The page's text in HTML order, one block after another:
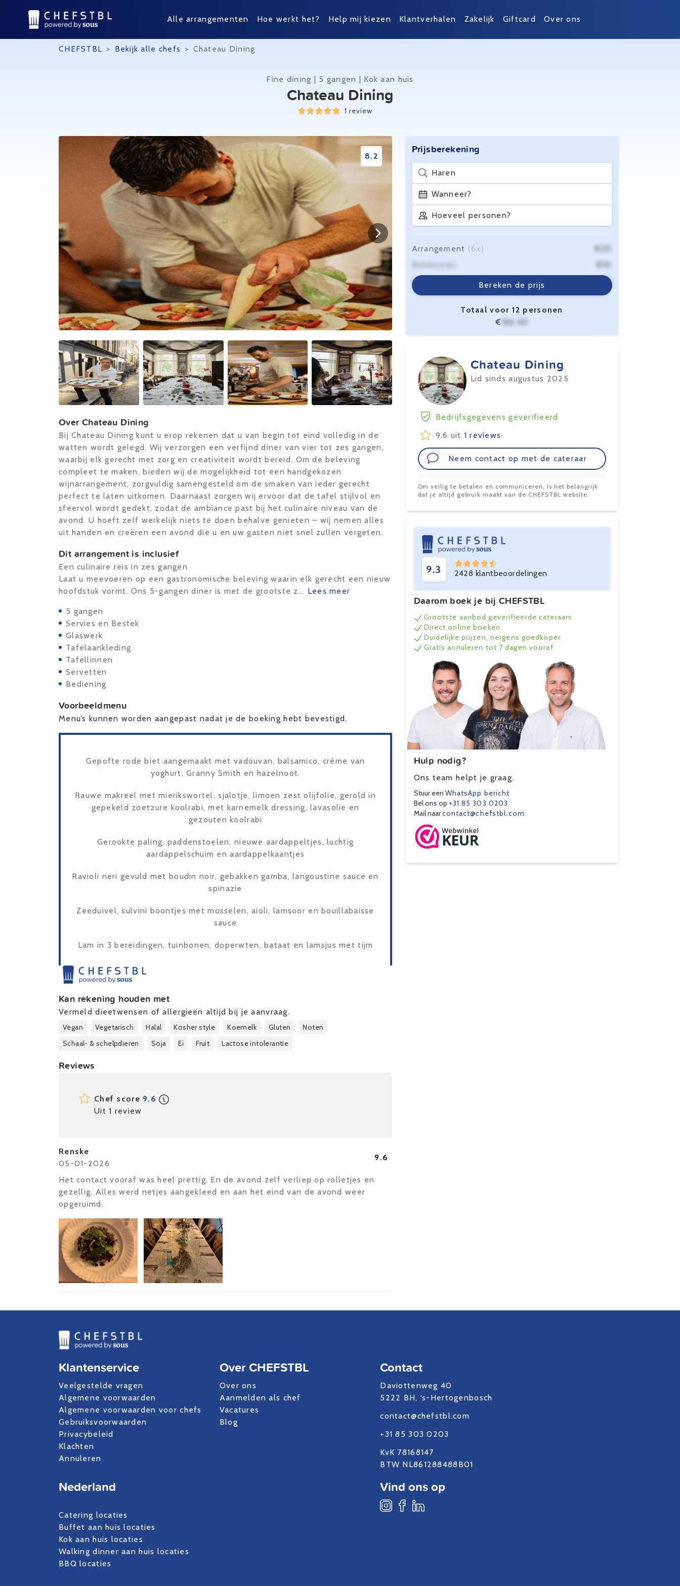
Alle arrangementen Hoe werkt het? Help mij kiezen Klantverhalen Zakelijk Giftcard Over ons
CHEFSTBL > Bekijk alle chefs > Chateau Dining
Fine dining | 5 gangen | Kok aan huis
Chateau Dining
1 review
8.2
Over Chateau Dining
Bij Chateau Dining kunt u erop rekenen dat u van begin tot eind volledig in de
watten wordt gelegd. Wij verzorgen een verfijnd diner van vier tot zes gangen,
waarbij elk gerecht met zorg en creativiteit wordt bereid. Om de beleving
compleet te maken, bieden wij de mogelijkheid tot een handgekozen
wijnarrangement, zorgvuldig samengesteld om de smaken van ieder gerecht
perfect te laten uitkomen. Daarnaast zorgen wij ervoor dat de tafel stijlvol en
sfeervol wordt gedekt, zodat de ambiance past bij het culinaire niveau van de
avond. U hoeft zelf werkelijk niets te doen behalve genieten – wij nemen alles
uit handen en creëren een avond die u en uw gasten niet snel zullen vergeten.
Dit arrangement is inclusief
Een culinaire reis in zes gangen
Laat u meevoeren op een gastronomische beleving waarin elk gerecht een nieuw
hoofdstuk vormt. Ons 5-gangen diner is met de grootste z... Lees meer
5 gangen
Servies en Bestek
Glaswerk
Tafelaankleding
Tafellinnen
Servetten
Bediening
Voorbeeldmenu
Menu’s kunnen worden aangepast nadat je de boeking hebt bevestigd.
Gepofte rode biet aangemaakt met vadouvan, balsamico, crème van
yoghurt, Granny Smith en hazelnoot.
Rauwe makreel met mierikswortel, sjalotje, limoen zest olijfolie, gerold in
gepekeld zoetzure koolrabi, met karnemelk dressing, lavasolie en
gezouten koolrabi
Gerookte paling, paddenstoelen, nieuwe aardappeltjes, luchtig
aardappelschuim en aardappelkaantjes
Ravioli neri gevuld met boudin noir, gebakken gamba, langoustine sauce en
spinazie
Zeeduivel, sulvini boontjes met mosselen, aioli, lamsoor en bouillabaisse
sauce
Lam in 3 bereidingen, tuinbonen, doperwten, bataat en lamsjus met tijm
Kan rekening houden met
Vermeld dieetwensen of allergieën altijd bij je aanvraag.
Vegan Vegetarisch Halal Kosher style Koemelk Gluten
Noten
Schaal- & schelpdieren
Soja Ei Fruit Lactose intolerantie
Reviews
Chef score 9.6
Uit 1 review
Renske
05-01-2026
9.6
Het contact vooraf was heel prettig. En de avond zelf verliep op rolletjes en
gezellig. Alles werd netjes aangekleed en aan het eind van de avond weer
opgeruimd.
Prijsberekening
Haren
Wanneer?
Hoeveel personen?
Bereken de prijs
Arrangement (6x)
€20
Reiskosten
€10
Servicekosten
€6,40
Totaal voor 12 personen
€ 166,40
Chateau Dining
Lid sinds augustus 2025
Bedrijfsgegevens geverifieerd
9.6 uit 1 reviews
Neem contact op met de cateraar
Om veilig te betalen en communiceren, is het belangrijk
dat je altijd gebruik maakt van de CHEFSTBL website.
9.3 2428 klantbeoordelingen
Daarom boek je bij CHEFSTBL
Grootste aanbod geverifieerde cateraars
Direct online boeken
Duidelijke prijzen, nergens goedkoper
Gratis annuleren tot 7 dagen vooraf
Hulp nodig?
Ons team helpt je graag.
Stuur een WhatsApp bericht
Bel ons op +31 85 303 0203
Mail naarcontact@chefstbl.com
Klantenservice
Veelgestelde vragen
Algemene voorwaarden
Algemene voorwaarden voor chefs
Gebruiksvoorwaarden
Privacybeleid
Klachten
Annuleren
Over CHEFSTBL
Over ons
Aanmelden als chef
Vacatures
Blog
Contact
Daviottenweg 40
5222 BH, ‘s-Hertogenbosch
contact@chefstbl.com
+31 85 303 0203
KvK 78168147
BTW NL861288488B01
Nederland
Catering locaties
Buffet aan huis locaties
Kok aan huis locaties
Walking dinner aan huis locaties
BBQ locaties
Vind ons op